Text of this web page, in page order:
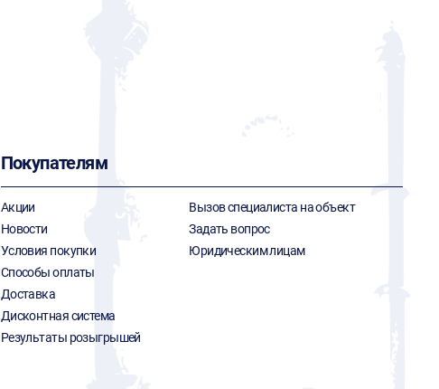
Покупателям
Акции
Новости
Условия покупки
Способы оплаты
Доставка
Дисконтная система
Результаты розыгрышей
Вызов специалиста на объект
Задать вопрос
Юридическим лицам